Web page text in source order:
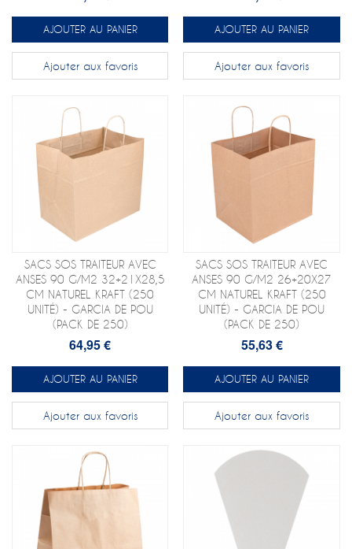
AJOUTER AU PANIER
Ajouter aux favoris
AJOUTER AU PANIER
Ajouter aux favoris
SACS SOS TRAITEUR AVEC
ANSES 90 G/M2 32+21X28,5
CM NATUREL KRAFT (250
UNITÉ) - GARCIA DE POU
(PACK DE 250)
64,95 €
AJOUTER AU PANIER
Ajouter aux favoris
SACS SOS TRAITEUR AVEC
ANSES 90 G/M2 26+20X27
CM NATUREL KRAFT (250
UNITÉ) - GARCIA DE POU
(PACK DE 250)
55,63 €
AJOUTER AU PANIER
Ajouter aux favoris